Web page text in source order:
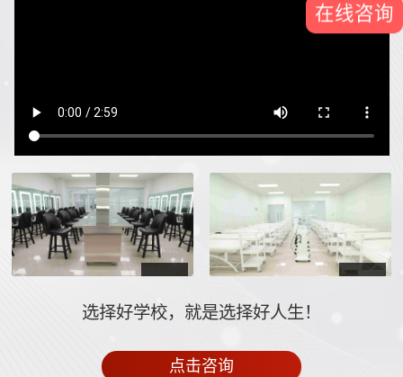
选择好学校，就是选择好人生！
点击咨询
在线咨询